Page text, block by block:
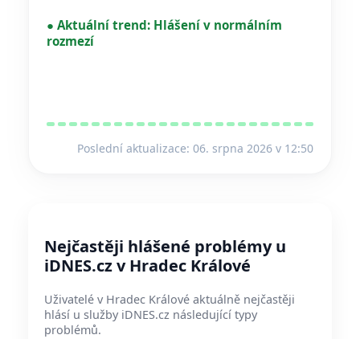
● Aktuální trend: Hlášení v normálním
rozmezí
Poslední aktualizace: 06. srpna 2026 v 12:50
Nejčastěji hlášené problémy u
iDNES.cz v Hradec Králové
Uživatelé v Hradec Králové aktuálně nejčastěji
hlásí u služby iDNES.cz následující typy
problémů.